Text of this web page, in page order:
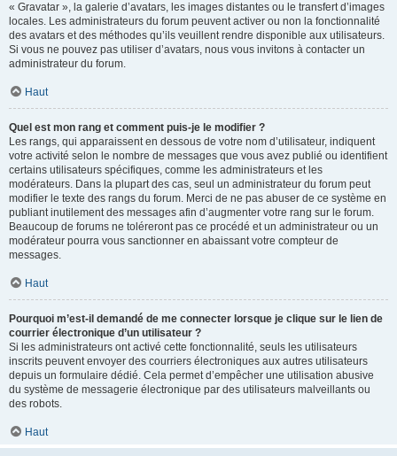
« Gravatar », la galerie d’avatars, les images distantes ou le transfert d’images
locales. Les administrateurs du forum peuvent activer ou non la fonctionnalité
des avatars et des méthodes qu’ils veuillent rendre disponible aux utilisateurs.
Si vous ne pouvez pas utiliser d’avatars, nous vous invitons à contacter un
administrateur du forum.
Haut
Quel est mon rang et comment puis-je le modifier ?
Les rangs, qui apparaissent en dessous de votre nom d’utilisateur, indiquent
votre activité selon le nombre de messages que vous avez publié ou identifient
certains utilisateurs spécifiques, comme les administrateurs et les
modérateurs. Dans la plupart des cas, seul un administrateur du forum peut
modifier le texte des rangs du forum. Merci de ne pas abuser de ce système en
publiant inutilement des messages afin d’augmenter votre rang sur le forum.
Beaucoup de forums ne toléreront pas ce procédé et un administrateur ou un
modérateur pourra vous sanctionner en abaissant votre compteur de
messages.
Haut
Pourquoi m’est-il demandé de me connecter lorsque je clique sur le lien de
courrier électronique d’un utilisateur ?
Si les administrateurs ont activé cette fonctionnalité, seuls les utilisateurs
inscrits peuvent envoyer des courriers électroniques aux autres utilisateurs
depuis un formulaire dédié. Cela permet d’empêcher une utilisation abusive
du système de messagerie électronique par des utilisateurs malveillants ou
des robots.
Haut